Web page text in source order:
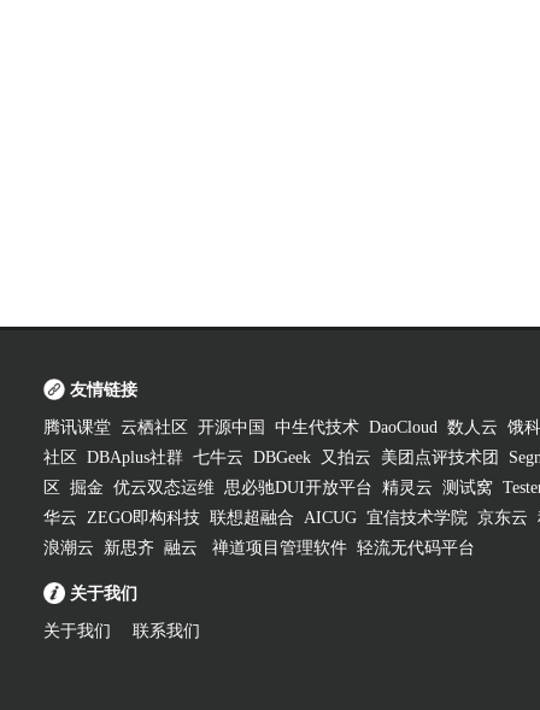
友情链接
腾讯课堂 云栖社区 开源中国 中生代技术 DaoCloud 数人云 饿
社区
DBAplus社群 七牛云 DBGeek 又拍云 美团点评技术团
区
掘金 优云双态运维 思必驰DUI开放平台 精灵云 测试窝
华云 ZEGO即构科技 联想超融合 AICUG 宜信技术学院 京东云
浪潮云
新思齐 融云 禅道项目管理软件 轻流无代码平台
关于我们
关于我们 联系我们